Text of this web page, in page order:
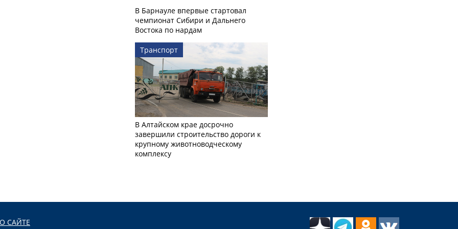
В Барнауле впервые стартовал
чемпионат Сибири и Дальнего
Востока по нардам
Транспорт
В Алтайском крае досрочно
завершили строительство дороги к
крупному животноводческому
комплексу
О САЙТЕ